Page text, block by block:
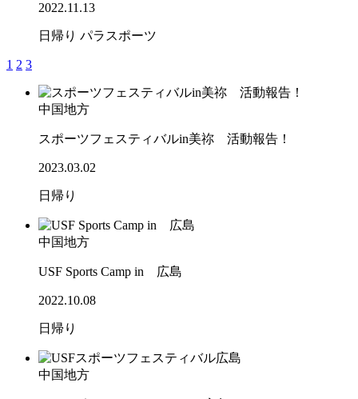
2022.11.13
日帰り パラスポーツ
1 2 3
中国地方
スポーツフェスティバルin美祢 活動報告！
2023.03.02
日帰り
中国地方
USF Sports Camp in 広島
2022.10.08
日帰り
中国地方